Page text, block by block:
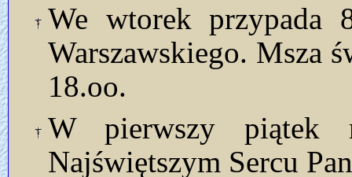
We wtorek przypada
Warszawskiego. Msza
18.oo.
W pierwszy piątek
Najświętszym Sercu